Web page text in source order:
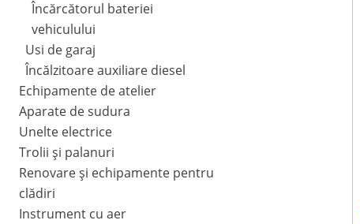
Încărcătorul bateriei
vehiculului
Usi de garaj
Încălzitoare auxiliare diesel
Echipamente de atelier
Aparate de sudura
Unelte electrice
Trolii și palanuri
Renovare și echipamente pentru
clădiri
Instrument cu aer